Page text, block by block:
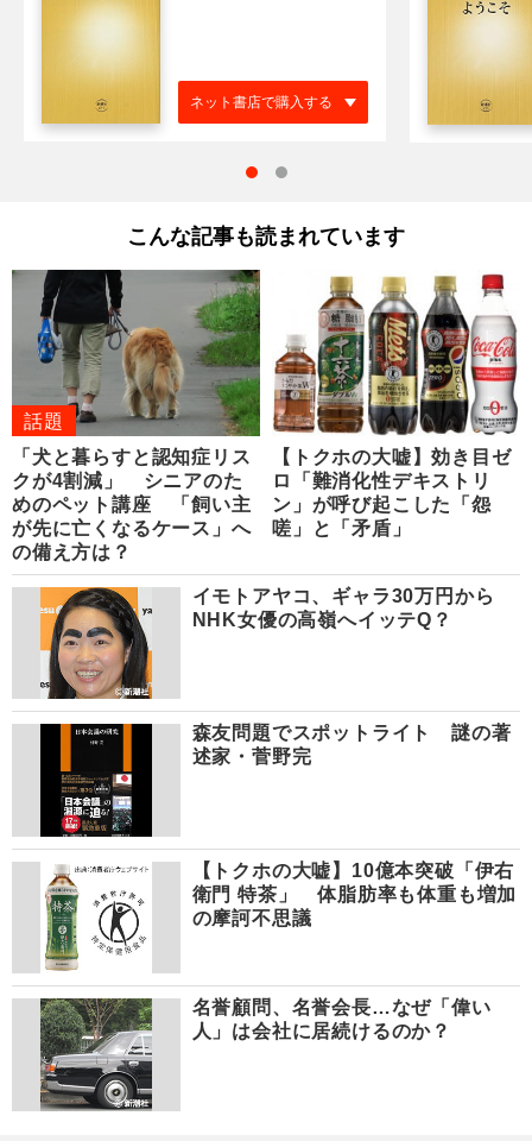
ネット書店で購入する
こんな記事も読まれています
話題
「犬と暮らすと認知症リス
クが4割減」 シニアのた
めのペット講座 「飼い主
が先に亡くなるケース」へ
の備え方は？
【トクホの大嘘】効き目ゼ
ロ「難消化性デキストリ
ン」が呼び起こした「怨
嗟」と「矛盾」
イモトアヤコ、ギャラ30万円から
NHK女優の高嶺へイッテQ？
森友問題でスポットライト 謎の著
述家・菅野完
【トクホの大嘘】10億本突破「伊右
衛門 特茶」 体脂肪率も体重も増加
の摩訶不思議
名誉顧問、名誉会長…なぜ「偉い
人」は会社に居続けるのか？